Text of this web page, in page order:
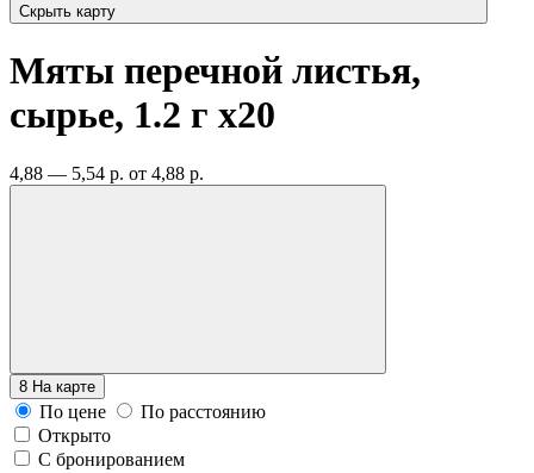
Скрыть карту
Мяты перечной листья,
сырье, 1.2 г x20
4,88 — 5,54 р. от 4,88 р.
8 На карте
По цене
По расстоянию
Открыто
С бронированием